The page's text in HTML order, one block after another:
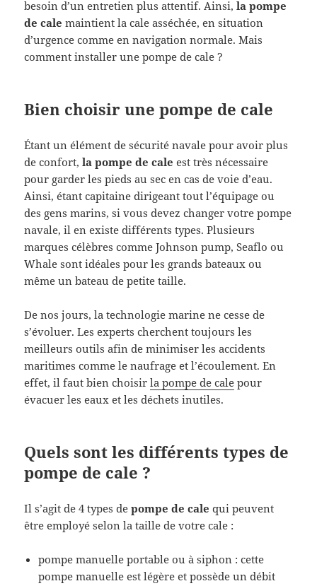
besoin d’un entretien plus attentif. Ainsi,la pompe
de cale maintient la cale asséchée, en situation
d’urgence comme en navigation normale. Mais
comment installer une pompe de cale ?
Bien choisir une pompe de cale
Étant un élément de sécurité navale pour avoir plus
de confort,la pompe de cale est très nécessaire
pour garder les pieds au sec en cas de voie d’eau.
Ainsi, étant capitaine dirigeant tout l’équipage ou
des gens marins, si vous devez changer votre pompe
navale, il en existe différents types. Plusieurs
marques célèbres comme Johnson pump, Seaflo ou
Whale sont idéales pour les grands bateaux ou
même un bateau de petite taille.
De nos jours, la technologie marine ne cesse de
s’évoluer. Les experts cherchent toujours les
meilleurs outils afin de minimiser les accidents
maritimes comme le naufrage et l’écoulement. En
effet, il faut bien choisirla pompe de cale pour
évacuer les eaux et les déchets inutiles.
Quels sont les différents types de
pompe de cale ?
Il s’agit de 4 types depompe de cale qui peuvent
être employé selon la taille de votre cale :
pompe manuelle portable ou à siphon : cette
pompe manuelle est légère et possède un débit